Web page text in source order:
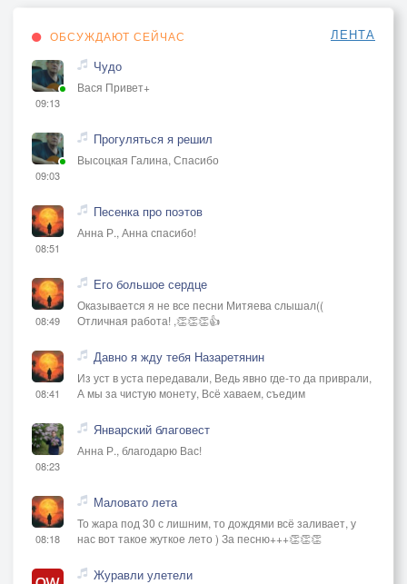
ОБСУЖДАЮТ СЕЙЧАС ЛЕНТА
09:13
Чудо
Вася Привет+
09:03
Прогуляться я решил
Высоцкая Галина, Спасибо
08:51
Песенка про поэтов
Анна Р., Анна спасибо!
08:49
Его большое сердце
Оказывается я не все песни Митяева слышал((
Отличная работа! ,👏👏👏👍
08:41
Давно я жду тебя Назаретянин
Из уст в уста передавали, Ведь явно где-то да приврали,
А мы за чистую монету, Всё хаваем, съедим
08:23
Январский благовест
Анна Р., благодарю Вас!
08:18
Маловато лета
То жара под 30 с лишним, то дождями всё заливает, у
нас вот такое жуткое лето ) За песню+++👏👏👏
Журавли улетели